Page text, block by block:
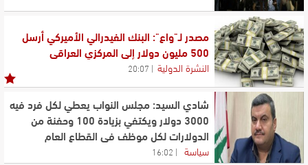
مصدر لـ"واع": البنك الفيدرالي الأميركي أرسل
500 مليون دولار إلى المركزي العراقي
النشرة الدولية 20:07
شادي السيد: مجلس النواب يعطي لكل فرد فيه
3000 دولار ويكتفي بزيادة 100 وحفنة من
الدولارات لكل موظف في القطاع العام
سياسة 16:02